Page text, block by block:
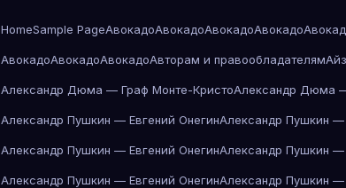
HomeSample PageАвокадоАвокадоАвокадоАвокадо
АвокадоАвокадоАвокадоАвторам и правообладателям
Александр Дюма — Граф Монте-КристоАлександр Дюма
Александр Пушкин — Евгений ОнегинАлександр Пушкин —
Александр Пушкин — Евгений ОнегинАлександр Пушкин —
Александр Пушкин — Евгений ОнегинАлександр Пушкин —